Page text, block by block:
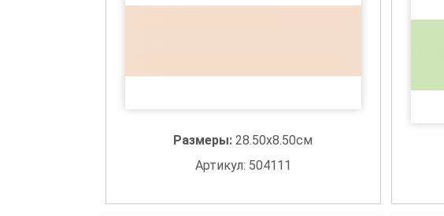
Размеры:28.50x8.50см
Артикул: 504111